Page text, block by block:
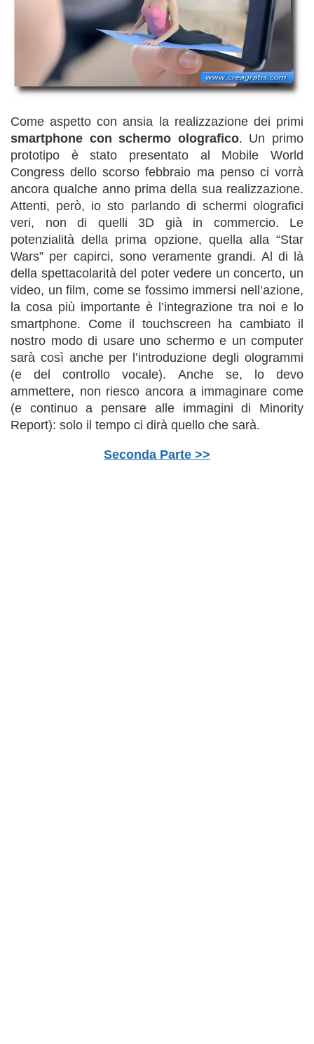
Come aspetto con ansia la realizzazione dei primi
smartphone con schermo olografico. Un primo
prototipo è stato presentato al Mobile World
Congress dello scorso febbraio ma penso ci vorrà
ancora qualche anno prima della sua realizzazione.
Attenti, però, io sto parlando di schermi olografici
veri, non di quelli 3D già in commercio. Le
potenzialità della prima opzione, quella alla “Star
Wars” per capirci, sono veramente grandi. Al di là
della spettacolarità del poter vedere un concerto, un
video, un film, come se fossimo immersi nell’azione,
la cosa più importante è l’integrazione tra noi e lo
smartphone. Come il touchscreen ha cambiato il
nostro modo di usare uno schermo e un computer
sarà così anche per l’introduzione degli ologrammi
(e del controllo vocale). Anche se, lo devo
ammettere, non riesco ancora a immaginare come
(e continuo a pensare alle immagini di Minority
Report): solo il tempo ci dirà quello che sarà.
Seconda Parte >>